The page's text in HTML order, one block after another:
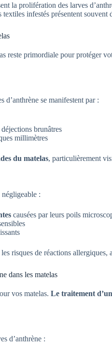
la prolifération des larves
infestés présentent
reste primordiale pour protéger
d’anthrène se manifestent par :
brunâtres
millimètres
du matelas, particulièrement
négligeable :
causées par leurs poils
risques de réactions
dans les matelas
vos matelas. Le traitement
d’anthrène :